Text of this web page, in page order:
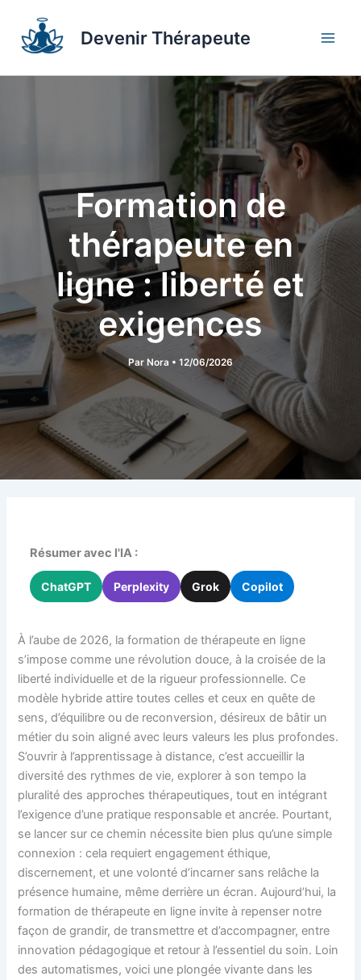
contenu
Devenir Thérapeute
Formation de
thérapeute en
ligne : liberté et
exigences
Par Nora • 12/06/2026
Résumer avec l'IA :
ChatGPT Perplexity Grok Copilot
À l’aube de 2026, la formation de thérapeute en ligne
s’impose comme une révolution douce, à la croisée de la
liberté individuelle et de la rigueur professionnelle. Ce
modèle hybride attire toutes celles et ceux en quête de
sens, d’équilibre ou de reconversion, désireux de bâtir un
métier du soin aligné avec leurs valeurs les plus profondes.
S’ouvrir à l’apprentissage à distance, c’est accueillir la
diversité des rythmes de vie, explorer à son tempo la
pluralité des approches thérapeutiques, tout en intégrant
l’exigence d’une pratique responsable et ancrée. Pourtant,
se lancer sur ce chemin nécessite bien plus qu’une simple
connexion : cela requiert engagement éthique,
discernement, et une volonté d’incarner sans relâche la
présence humaine, même derrière un écran. Aujourd’hui, la
formation de thérapeute en ligne invite à repenser notre
façon de grandir, de transmettre et d’accompagner, entre
innovation pédagogique et retour à l’essentiel du soin. Loin
des automatismes, voici une plongée vivante dans les